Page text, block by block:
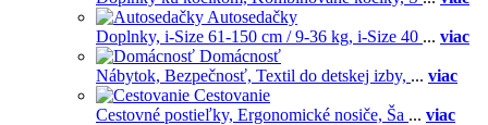
Autosedačky
Doplnky, i-Size 61-150 cm / 9-36 kg, i-Size 40 ... viac
Domácnosť
Nábytok, Bezpečnosť, Textil do detskej izby, ... viac
Cestovanie
Cestovné postieľky, Ergonomické nosiče, Ša ... viac